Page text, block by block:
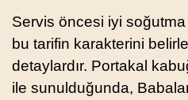
Servis öncesi iyi soğutma
bu tarifin karakterini
detaylardır. Portakal
ile sunulduğunda,